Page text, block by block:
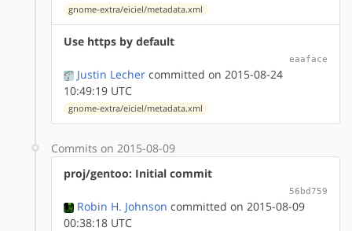
gnome-extra/eiciel/metadata.xml
Use https by default
eaaface
Justin Lecher committed on 2015-08-24
10:49:19 UTC
gnome-extra/eiciel/metadata.xml
Commits on 2015-08-09
proj/gentoo: Initial commit
56bd759
Robin H. Johnson committed on 2015-08-09
00:38:18 UTC